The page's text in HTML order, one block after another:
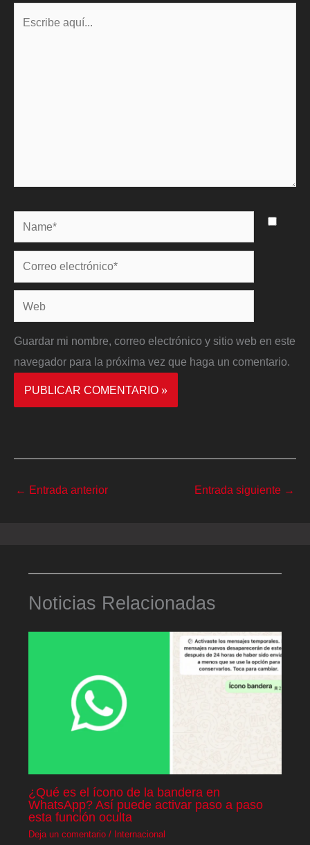
Name*
Correo
electrónico*
Web
Guardar mi nombre, correo electrónico y sitio web en este
navegador para la próxima vez que haga un comentario.
← Entrada anterior Entrada siguiente →
Noticias Relacionadas
¿Qué es el ícono de la bandera en
WhatsApp? Así puede activar paso a paso
esta función oculta
Deja un comentario / Internacional